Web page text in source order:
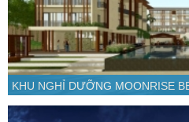
KHU NGHỈ DƯỠNG MOONRISE